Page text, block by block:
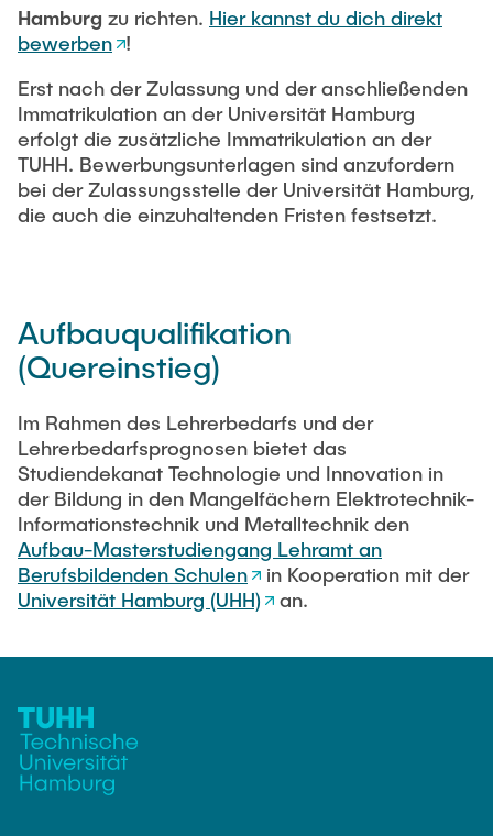
Hamburg zu richten. Hier kannst du dich direkt
bewerben !
Erst nach der Zulassung und der anschließenden
Immatrikulation an der Universität Hamburg
erfolgt die zusätzliche Immatrikulation an der
TUHH. Bewerbungsunterlagen sind anzufordern
bei der Zulassungsstelle der Universität Hamburg,
die auch die einzuhaltenden Fristen festsetzt.
Aufbauqualifikation
(Quereinstieg)
Im Rahmen des Lehrerbedarfs und der
Lehrerbedarfsprognosen bietet das
Studiendekanat Technologie und Innovation in
der Bildung in den Mangelfächern Elektrotechnik-
Informationstechnik und Metalltechnik den
Aufbau-Masterstudiengang Lehramt an
Berufsbildenden Schulen
in Kooperation mit der
Universität Hamburg (UHH)
an.